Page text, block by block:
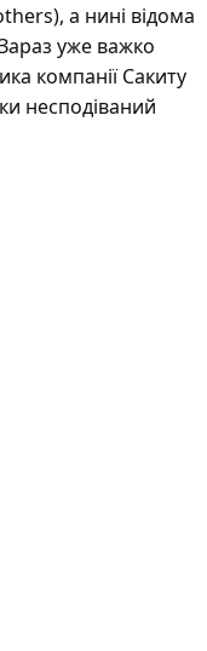
а нині відома
уже важко
компанії Сакиту
несподіваний